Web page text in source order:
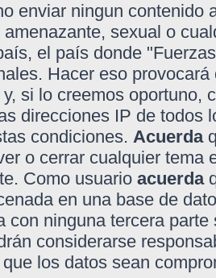
enviar ningun contenido
amenazante, sexual o
el país donde
Hacer eso
si lo creemos oportuno,
direcciones IP de todos
condiciones. Acuerda
o cerrar cualquier tema
Como usuario acuerda
en una base de
con ninguna tercera
considerarse
los datos sean